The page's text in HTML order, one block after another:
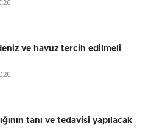
ve havuz tercih edilmeli
tanı ve tedavisi yapılacak